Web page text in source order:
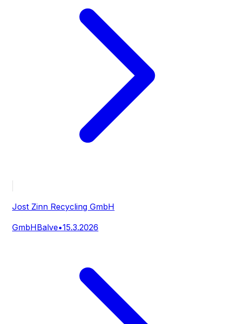
Jost Zinn Recycling GmbH
GmbHBalve•15.3.2026